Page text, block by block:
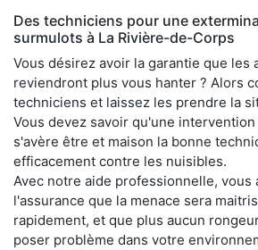
Des techniciens pour une
surmulots à La Rivière-de-Corps
Vous désirez avoir la garantie que les
reviendront plus vous hanter ? Alors
techniciens et laissez les prendre la
Vous devez savoir qu'une
s'avère être et maison la bonne
efficacement contre les nuisibles.
Avec notre aide professionnelle, vous
l'assurance que la menace sera
rapidement, et que plus aucun
poser problème dans votre